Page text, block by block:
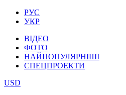
РУС
УКР
ВІДЕО
ФОТО
НАЙПОПУЛЯРНІШІ
СПЕЦПРОЕКТИ
USD